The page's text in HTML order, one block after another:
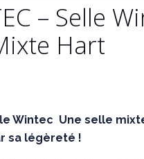
– Selle
Hart
Wintec Une selle
sa légèreté !